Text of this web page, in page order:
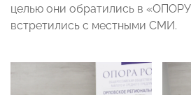
целью они обратились в
встретились с местными СМИ.